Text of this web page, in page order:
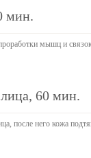
мин.
мышц и
60 мин.
после него кожа